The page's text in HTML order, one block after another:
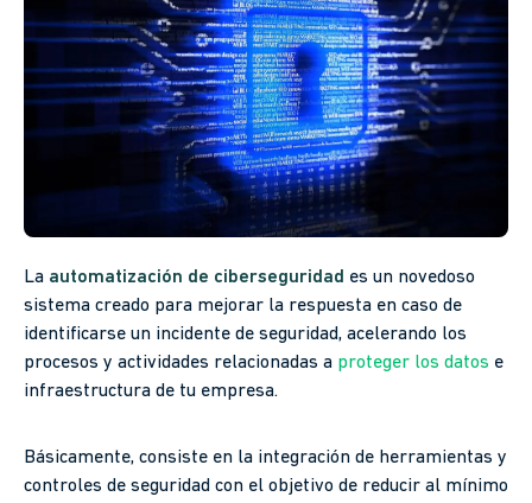
La automatización de ciberseguridad es un novedoso
sistema creado para mejorar la respuesta en caso de
identificarse un incidente de seguridad, acelerando los
procesos y actividades relacionadas a proteger los datos e
infraestructura de tu empresa.
Básicamente, consiste en la integración de herramientas y
controles de seguridad con el objetivo de reducir al mínimo